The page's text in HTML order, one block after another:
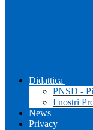
Didattica
PNSD -
I nostri
News
Privacy